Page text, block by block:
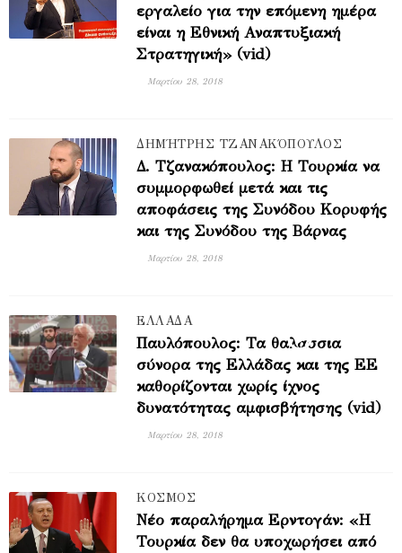
εργαλείο για την επόμενη ημέρα
είναι η Εθνική Αναπτυξιακή
Στρατηγική» (vid)
Μαρτίου 28, 2018
ΔΗΜΉΤΡΗΣ ΤΖΑΝΑΚΌΠΟΥΛΟΣ
Δ. Τζανακόπουλος: H Τουρκία να
συμμορφωθεί μετά και τις
αποφάσεις της Συνόδου Κορυφής
και της Συνόδου της Βάρνας
Μαρτίου 28, 2018
ΕΛΛΑΔΑ
Παυλόπουλος: Τα θαλάσσια
σύνορα της Ελλάδας και της ΕΕ
καθορίζονται χωρίς ίχνος
δυνατότητας αμφισβήτησης (vid)
Μαρτίου 28, 2018
ΚΟΣΜΟΣ
Νέο παραλήρημα Ερντογάν: «Η
Τουρκία δεν θα υποχωρήσει από